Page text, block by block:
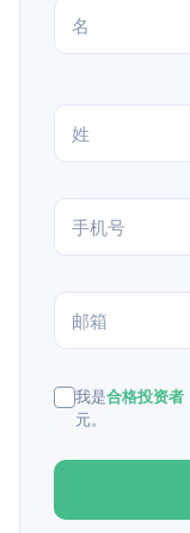
我是合格投资者
元。